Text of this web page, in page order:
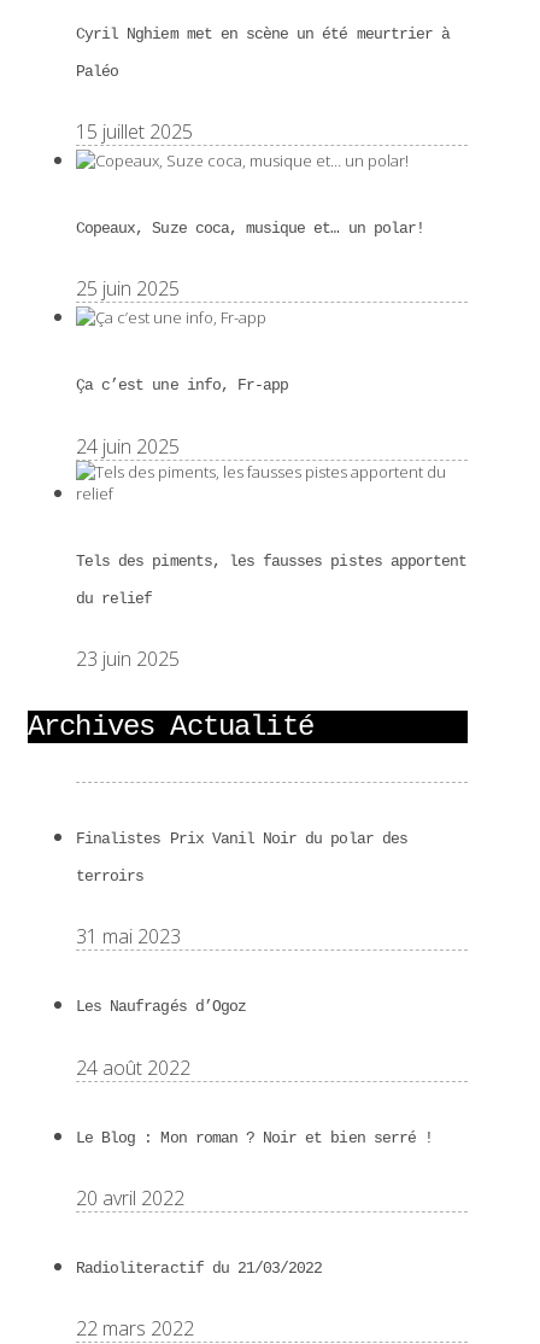
Cyril Nghiem met en scène un été meurtrier à
Paléo
15 juillet 2025
Copeaux, Suze coca, musique et… un polar!
25 juin 2025
Ça c’est une info, Fr-app
24 juin 2025
Tels des piments, les fausses pistes apportent
du relief
23 juin 2025
Archives Actualité
Finalistes Prix Vanil Noir du polar des
terroirs
31 mai 2023
Les Naufragés d’Ogoz
24 août 2022
Le Blog : Mon roman ? Noir et bien serré !
20 avril 2022
Radioliteractif du 21/03/2022
22 mars 2022